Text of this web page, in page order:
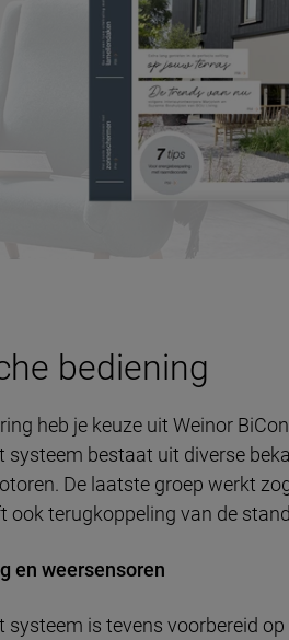
bediening
heb je keuze uit Weinor
systeem bestaat uit diverse
De laatste groep werkt
ook terugkoppeling van de
en weersensoren
systeem is tevens voorbereid